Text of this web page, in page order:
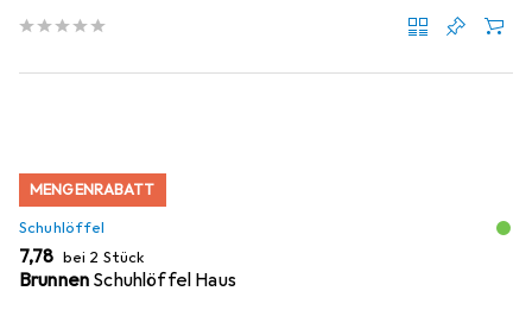
MENGENRABATT
Schuhlöffel
EUR
7,78 bei 2 Stück
Brunnen Schuhlöffel Haus